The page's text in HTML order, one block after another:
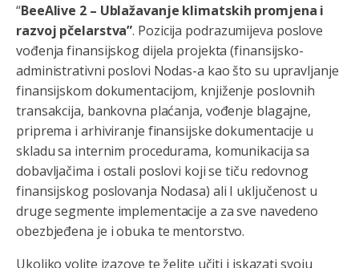
“BeeAlive 2 – Ublažavanje klimatskih promjena i
razvoj pčelarstva”. Pozicija podrazumijeva poslove
vođenja finansijskog dijela projekta (finansijsko-
administrativni poslovi Nodas-a kao što su upravljanje
finansijskom dokumentacijom, knjiženje poslovnih
transakcija, bankovna plaćanja, vođenje blagajne,
priprema i arhiviranje finansijske dokumentacije u
skladu sa internim procedurama, komunikacija sa
dobavljačima i ostali poslovi koji se tiču redovnog
finansijskog poslovanja Nodasa) ali I uključenost u
druge segmente implementacije a za sve navedeno
obezbjeđena je i obuka te mentorstvo.
Ukoliko volite izazove te želite učiti i iskazati svoju